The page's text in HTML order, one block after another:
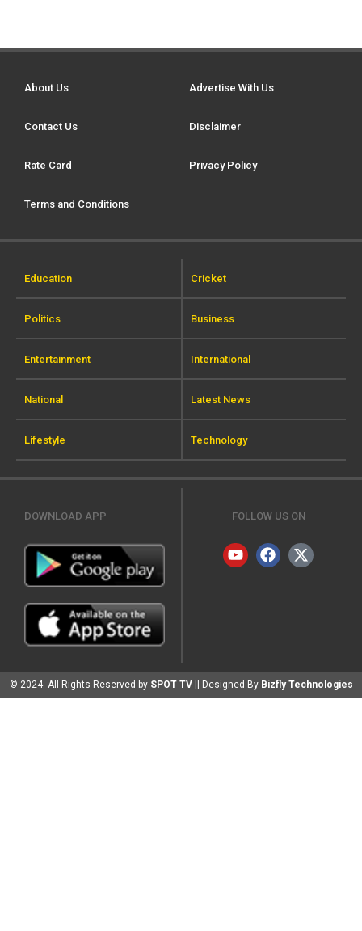
About Us Advertise With Us
Contact Us Disclaimer
Rate Card Privacy Policy
Terms and Conditions
Education Cricket
Politics Business
Entertainment International
National Latest News
Lifestyle Technology
DOWNLOAD APP FOLLOW US ON
© 2024. All Rights Reserved by SPOT TV || Designed By Bizfly Technologies